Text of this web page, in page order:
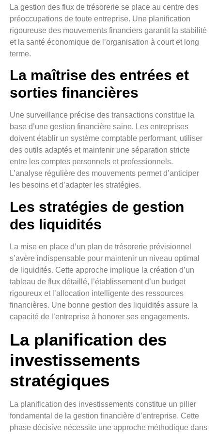
La gestion des flux de trésorerie se place au centre des
préoccupations de toute entreprise. Une planification
rigoureuse des mouvements financiers garantit la stabilité
et la santé économique de l’organisation à court et long
terme.
La maîtrise des entrées et
sorties financières
Une surveillance précise des transactions constitue la
base d’une gestion financière saine. Les entreprises
doivent établir un système comptable performant, utiliser
des outils adaptés et maintenir une séparation stricte
entre les comptes personnels et professionnels.
L’analyse régulière des mouvements permet d’anticiper
les besoins et d’adapter les stratégies.
Les stratégies de gestion
des liquidités
La mise en place d’un plan de trésorerie prévisionnel
s’avère indispensable pour maintenir un niveau optimal
de liquidités. Cette approche implique la création d’un
tableau de flux détaillé, l’établissement d’un budget
rigoureux et l’allocation intelligente des ressources
financières. Une bonne gestion des liquidités assure la
capacité de l’entreprise à honorer ses engagements.
La planification des
investissements
stratégiques
La planification des investissements constitue un pilier
fondamental de la gestion financière d’entreprise. Cette
phase décisive nécessite une approche méthodique dans